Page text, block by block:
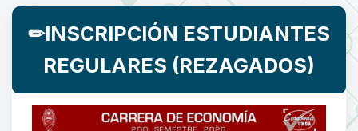
✏INSCRIPCIÓN ESTUDIANTES
REGULARES (REZAGADOS)